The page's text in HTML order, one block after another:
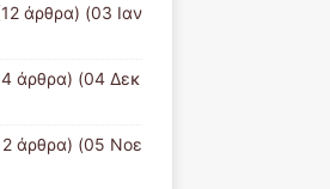
άρθρα) (03 Ιαν
άρθρα) (04 Δεκ
άρθρα) (05 Νοε